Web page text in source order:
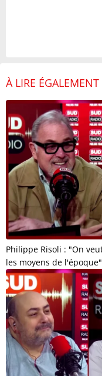
À LIRE ÉGALEMENT
Philippe Risoli : "On
les moyens de l'époque"